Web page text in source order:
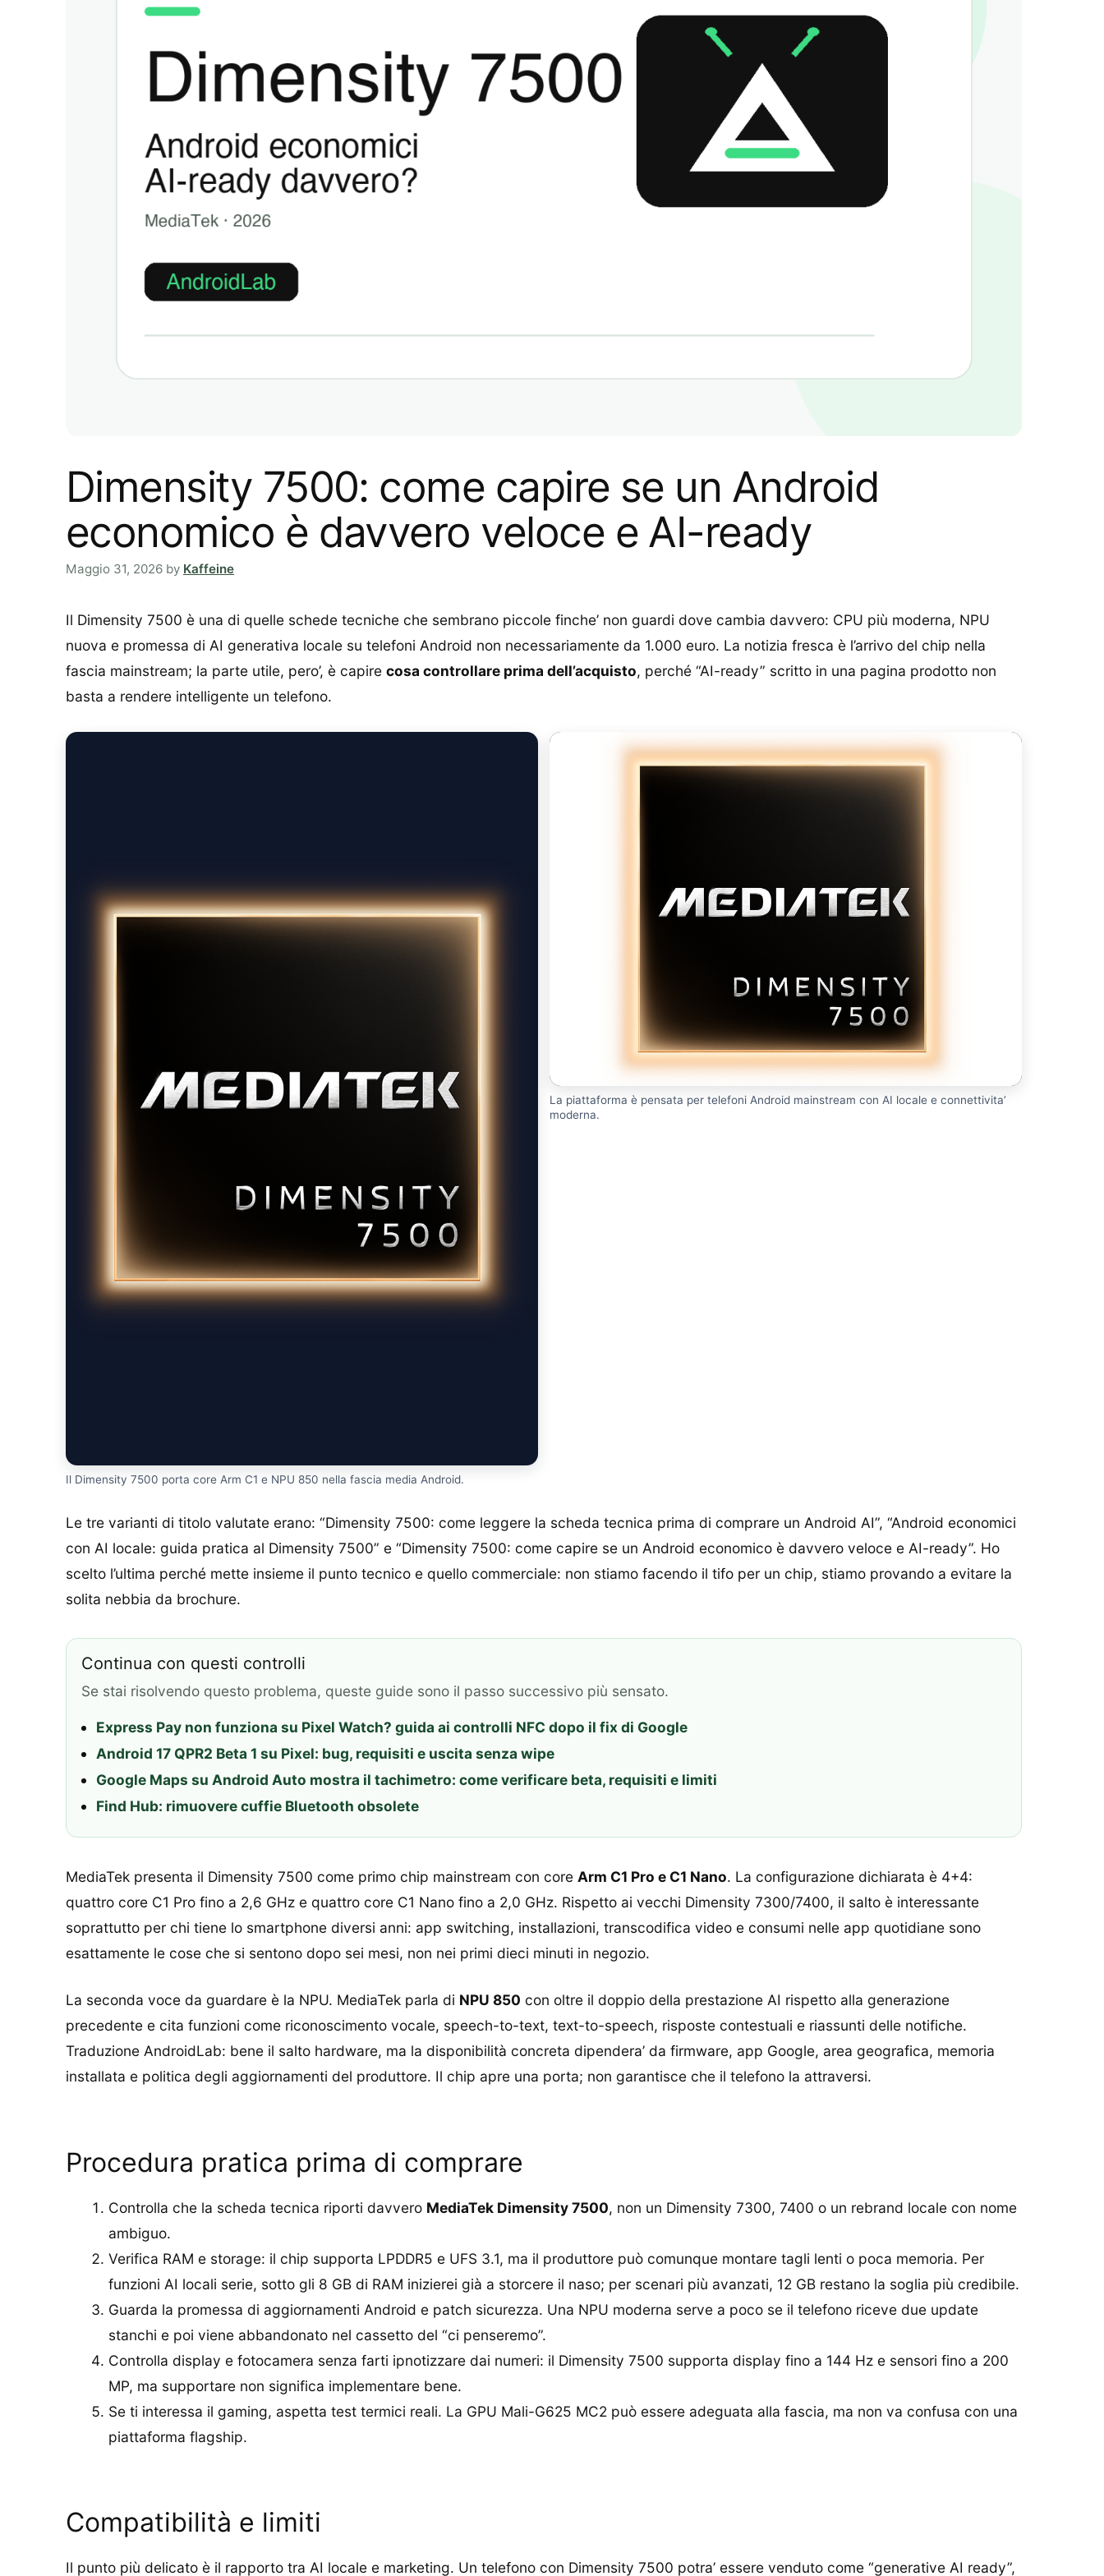
Dimensity 7500: come capire se un Android
economico è davvero veloce e AI-ready
Maggio 31, 2026 by Kaffeine
Il Dimensity 7500 è una di quelle schede tecniche che sembrano piccole finche’ non guardi dove cambia davvero: CPU più moderna, NPU
nuova e promessa di AI generativa locale su telefoni Android non necessariamente da 1.000 euro. La notizia fresca è l’arrivo del chip nella
fascia mainstream; la parte utile, pero’, è capire cosa controllare prima dell’acquisto, perché “AI-ready” scritto in una pagina prodotto non
basta a rendere intelligente un telefono.
Il Dimensity 7500 porta core Arm C1 e NPU 850 nella fascia media Android.
La piattaforma è pensata per telefoni Android mainstream con AI locale e connettivita’
moderna.
Le tre varianti di titolo valutate erano: “Dimensity 7500: come leggere la scheda tecnica prima di comprare un Android AI”, “Android economici
con AI locale: guida pratica al Dimensity 7500” e “Dimensity 7500: come capire se un Android economico è davvero veloce e AI-ready”. Ho
scelto l’ultima perché mette insieme il punto tecnico e quello commerciale: non stiamo facendo il tifo per un chip, stiamo provando a evitare la
solita nebbia da brochure.
Continua con questi controlli
Se stai risolvendo questo problema, queste guide sono il passo successivo più sensato.
Express Pay non funziona su Pixel Watch? guida ai controlli NFC dopo il fix di Google
Android 17 QPR2 Beta 1 su Pixel: bug, requisiti e uscita senza wipe
Google Maps su Android Auto mostra il tachimetro: come verificare beta, requisiti e limiti
Find Hub: rimuovere cuffie Bluetooth obsolete
MediaTek presenta il Dimensity 7500 come primo chip mainstream con core Arm C1 Pro e C1 Nano. La configurazione dichiarata è 4+4:
quattro core C1 Pro fino a 2,6 GHz e quattro core C1 Nano fino a 2,0 GHz. Rispetto ai vecchi Dimensity 7300/7400, il salto è interessante
soprattutto per chi tiene lo smartphone diversi anni: app switching, installazioni, transcodifica video e consumi nelle app quotidiane sono
esattamente le cose che si sentono dopo sei mesi, non nei primi dieci minuti in negozio.
La seconda voce da guardare è la NPU. MediaTek parla di NPU 850 con oltre il doppio della prestazione AI rispetto alla generazione
precedente e cita funzioni come riconoscimento vocale, speech-to-text, text-to-speech, risposte contestuali e riassunti delle notifiche.
Traduzione AndroidLab: bene il salto hardware, ma la disponibilità concreta dipendera’ da firmware, app Google, area geografica, memoria
installata e politica degli aggiornamenti del produttore. Il chip apre una porta; non garantisce che il telefono la attraversi.
Procedura pratica prima di comprare
Controlla che la scheda tecnica riporti davvero MediaTek Dimensity 7500, non un Dimensity 7300, 7400 o un rebrand locale con nome
ambiguo.
Verifica RAM e storage: il chip supporta LPDDR5 e UFS 3.1, ma il produttore può comunque montare tagli lenti o poca memoria. Per
funzioni AI locali serie, sotto gli 8 GB di RAM inizierei già a storcere il naso; per scenari più avanzati, 12 GB restano la soglia più credibile.
Guarda la promessa di aggiornamenti Android e patch sicurezza. Una NPU moderna serve a poco se il telefono riceve due update
stanchi e poi viene abbandonato nel cassetto del “ci penseremo”.
Controlla display e fotocamera senza farti ipnotizzare dai numeri: il Dimensity 7500 supporta display fino a 144 Hz e sensori fino a 200
MP, ma supportare non significa implementare bene.
Se ti interessa il gaming, aspetta test termici reali. La GPU Mali-G625 MC2 può essere adeguata alla fascia, ma non va confusa con una
piattaforma flagship.
Compatibilità e limiti
Il punto più delicato è il rapporto tra AI locale e marketing. Un telefono con Dimensity 7500 potra’ essere venduto come “generative AI ready”,